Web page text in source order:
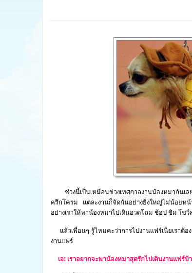
ช่วงนี้เป็นเหมือนช่วงเทศกาลงานน้องหมากันเล
ครึกโครม แต่ละงานก็จัดกันอย่างยิ่งใหญ่ไม่น้อยห
อย่างเราให้พาน้องหมาไปเดินอวดโฉม ช้อป ชิม โช
แล้วเพื่อนๆ รู้ไหมคะว่าการไปงานแฟร์เนี่ยเราต้อ
งานแฟร์
เอ! เราอยากจะพาน้องหมาสุดรักไปเดินงานแฟร์บ้